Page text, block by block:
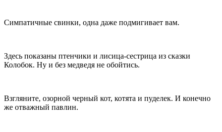
Симпатичные свинки, одна даже подмигивает вам.
Здесь показаны птенчики и лисица-сестрица из сказки
Колобок. Ну и без медведя не обойтись.
Взгляните, озорной черный кот, котята и пуделек. И конечно
же отважный павлин.